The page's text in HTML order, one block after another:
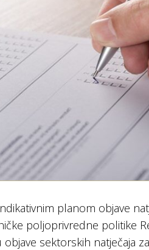
planom objave
poljoprivredne politike
objave sektorskih natječaja